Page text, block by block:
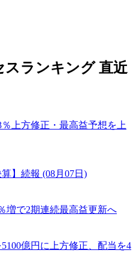
スランキング 直近
上方修正・最高益予想を上
】続報 (08月07日)
増で2期連続最高益更新へ
億円に上方修正、配当を4